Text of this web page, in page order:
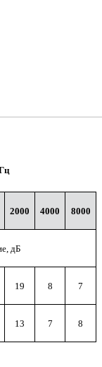
2000 4000 8000
дБ
19 8 7
13 7 8